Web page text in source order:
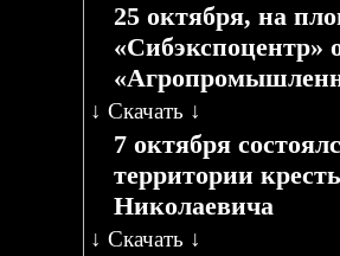
25 октября, на
«Сибэкспоцентр»
↓ Скачать ↓
7 октября
территории
Николаевича
↓ Скачать ↓